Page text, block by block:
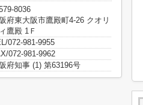
8036
府東大阪市鷹殿町4-26 クオリ
鷹殿 1Ｆ
072-981-9955
072-981-9962
府知事 (1) 第63196号